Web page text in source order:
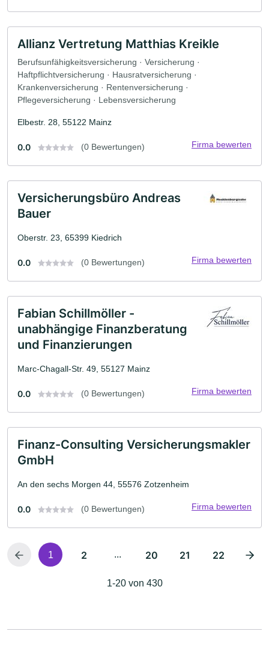
Allianz Vertretung Matthias Kreikle
Berufsunfähigkeitsversicherung · Versicherung ·
Haftpflichtversicherung · Hausratversicherung ·
Krankenversicherung · Rentenversicherung ·
Pflegeversicherung · Lebensversicherung
Elbestr. 28, 55122 Mainz
0.0 (0 Bewertungen) Firma bewerten
Versicherungsbüro Andreas
Bauer
Oberstr. 23, 65399 Kiedrich
0.0 (0 Bewertungen) Firma bewerten
Fabian Schillmöller -
unabhängige Finanzberatung
und Finanzierungen
Marc-Chagall-Str. 49, 55127 Mainz
0.0 (0 Bewertungen) Firma bewerten
Finanz-Consulting Versicherungsmakler
GmbH
An den sechs Morgen 44, 55576 Zotzenheim
0.0 (0 Bewertungen) Firma bewerten
1 2 ... 20 21 22
1-20 von 430